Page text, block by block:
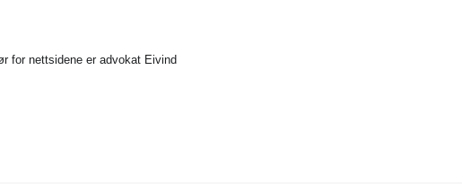
for nettsidene er advokat Eivind